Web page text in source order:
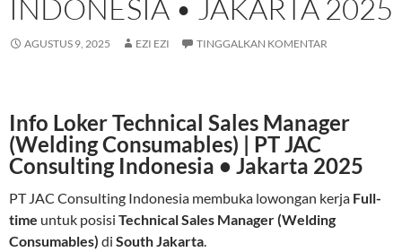
INDONESIA • JAKARTA 2025
AGUSTUS 9, 2025 EZI EZI TINGGALKAN KOMENTAR
Info Loker Technical Sales Manager
(Welding Consumables) | PT JAC
Consulting Indonesia • Jakarta 2025
PT JAC Consulting Indonesia membuka lowongan kerja Full-
time untuk posisi Technical Sales Manager (Welding
Consumables) di South Jakarta.